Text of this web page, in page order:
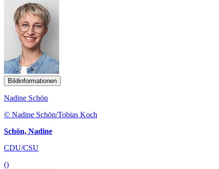
Bildinformationen
Nadine Schön
© Nadine Schön/Tobias Koch
Schön, Nadine
CDU/CSU
()